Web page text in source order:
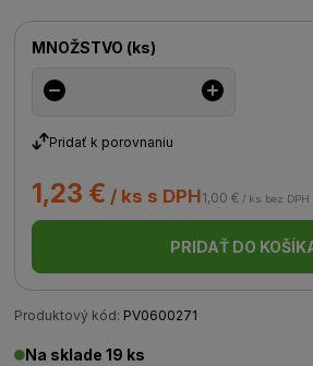
MNOŽSTVO (ks)
Pridať k porovnaniu
1,23 € / ks s DPH1,00 € / ks bez DPH
PRIDAŤ DO
Produktový kód: PV0600271
Na sklade 19 ks